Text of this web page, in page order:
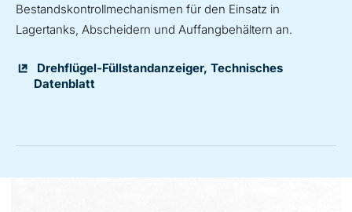
Bestandskontrollmechanismen für den Einsatz in
Lagertanks, Abscheidern und Auffangbehältern an.
Drehflügel-Füllstandanzeiger, Technisches
Datenblatt